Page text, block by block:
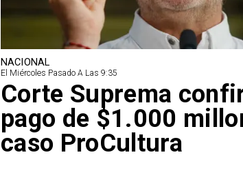
NACIONAL
El Miércoles Pasado A Las 9:35
Corte Suprema
pago de $1.000
caso ProCultura